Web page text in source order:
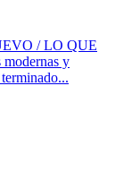
/ LO QUE
y